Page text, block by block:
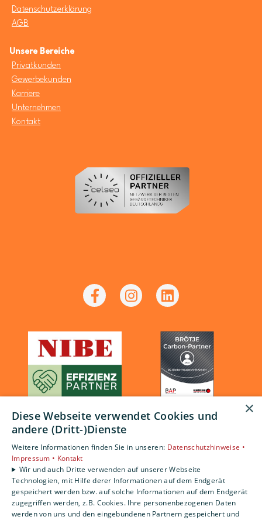
Datenschutzerklärung
AGB
Unsere Bereiche
Privatkunden
Gewerbekunden
Karriere
Unternehmen
Kontakt
×
Diese Webseite verwendet Cookies und
andere (Dritt-)Dienste
Weitere Informationen finden Sie in unseren: Datenschutzhinweise •
Impressum • Kontakt
Wir und auch Dritte verwenden auf unserer Webseite
Technologien, mit Hilfe derer Informationen auf dem Endgerät
gespeichert werden bzw. auf solche Informationen auf dem Endgerät
zugegriffen werden, z.B. Cookies. Ihre personenbezogenen Daten
werden von uns und den eingebundenen Partnern gespeichert und